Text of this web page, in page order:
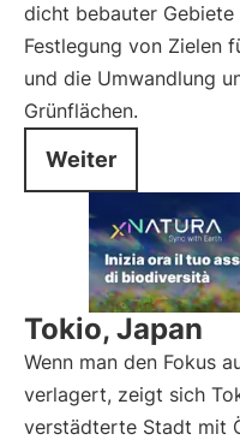
dicht bebauter
Festlegung von Zielen
und die Umwandlung
Grünflächen.
Weiter
Tokio, Japan
Wenn man den Fokus
verlagert, zeigt sich
verstädterte Stadt mit